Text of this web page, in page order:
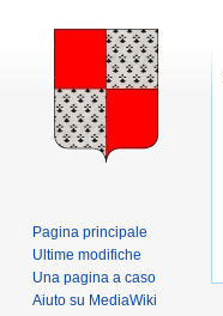
Pagina principale
Ultime modifiche
Una pagina a caso
Aiuto su MediaWiki